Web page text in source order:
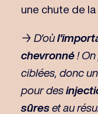
une chute de la
→ D'où
chevronné! On
ciblées, donc
pour des
sûreset au